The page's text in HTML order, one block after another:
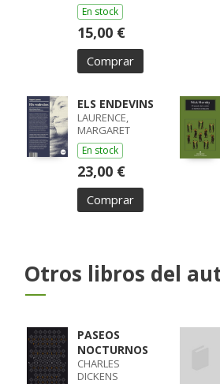
En stock
15,00 €
Comprar
ELS ENDEVINS
LAURENCE,
MARGARET
En stock
23,00 €
Comprar
Otros libros del
PASEOS
NOCTURNOS
CHARLES
DICKENS